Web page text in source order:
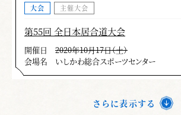
大会 主催大会
第55回 全日本居合道大会
開催日
2020年10月17日（土）
会場名
いしかわ総合スポーツセンター
さらに表示する